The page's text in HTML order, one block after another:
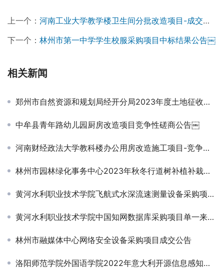
上一个： 河南工业大学教学楼卫生间分批改造项目-成交公告￼
下一个： 林州市第一中学学生校服采购项目中标结果公告￼
相关新闻
郑州市自然资源和规划局经开分局2023年度土地征收社会稳定风险评估项目竞争性磋商公告￼
中牟县青年路幼儿园厨房改造项目竞争性磋商公告￼
河南财经政法大学教科楼办公用房改造施工项目-竞争性磋商公告
林州市园林绿化事务中心2023年秋冬行道树补植补栽苗木采购项目成交结果公告￼
黄河水利职业技术学院飞航式水深流速测量设备采购项目竞争性磋商公告
黄河水利职业技术学院中国知网数据库采购项目单一来源采购公告
林州市融媒体中心网络安全设备采购项目成交公告
洛阳师范学院外国语学院2022年意大利开源信息感知与分析系统项目成交结果公告￼